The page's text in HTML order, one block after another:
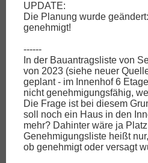
UPDATE:
Die Planung wurde
genehmigt!
------
In der Bauantragsliste von
von 2023 (siehe neuer
geplant - im Innenhof 6
nicht genehmigungsfähig,
Die Frage ist bei diesem
soll noch ein Haus in den
mehr? Dahinter wäre ja
Genehmigungsliste heißt
ob genehmigt oder versagt